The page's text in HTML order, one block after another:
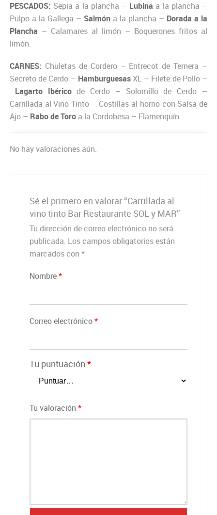
PESCADOS: Sepia a la plancha – Lubina a la plancha –
Pulpo a la Gallega – Salmón a la plancha – Dorada a la
Plancha – Calamares al limón – Boquerones fritos al
limón.
CARNES: Chuletas de Cordero – Entrecot de Ternera –
Secreto de Cerdo – HamburguesasXL – Filete de Pollo –
Lagarto Ibéricode Cerdo – Solomillo de Cerdo –
Carrillada al Vino Tinto – Costillas al horno con Salsa de
Ajo – Rabo de Toro a la Cordobesa – Flamenquín.
No hay valoraciones aún.
Sé el primero en valorar “Carrillada al
vino tinto Bar Restaurante SOL y MAR”
Tu dirección de correo electrónico no será
publicada. Los campos obligatorios están
marcados con *
Nombre*
Correo electrónico*
Tu puntuación *
Tu valoración *